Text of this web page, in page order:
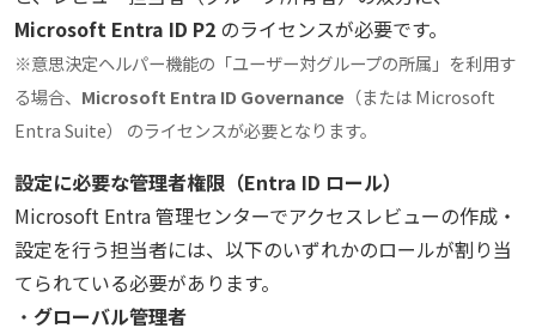
Microsoft Entra ID P2 のライセンスが必要です。
※意思決定ヘルパー機能の「ユーザー対グループの所属」を利用す
る場合、 Microsoft Entra ID Governance （または Microsoft
Entra Suite）
のライセンスが必要となります。
設定に必要な管理者権限（Entra ID ロール）
Microsoft Entra 管理センターでアクセスレビューの作成・
設定を行う担当者には、以下のいずれかのロールが割り当
てられている必要があります。
・ グローバル管理者